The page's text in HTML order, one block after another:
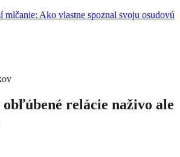
mlčanie: Ako vlastne spoznal svoju osudovú
obľúbené relácie naživo ale